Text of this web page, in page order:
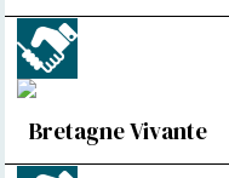
Bretagne Vivante